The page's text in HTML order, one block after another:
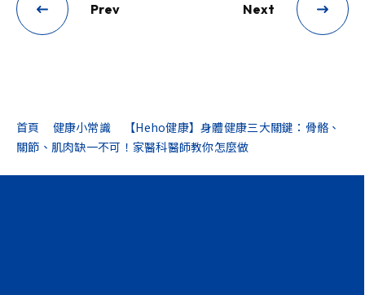
Prev Next
首頁 健康小常識
【Heho健康】身體健康三大關鍵：骨骼、
關節、肌肉缺一不可！家醫科醫師教你怎麼做